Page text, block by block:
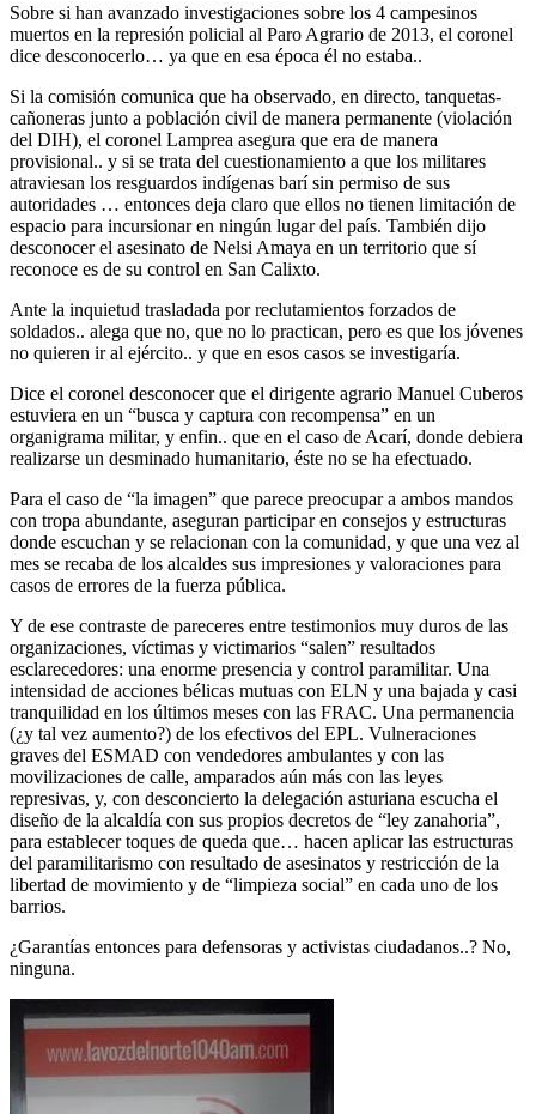
Sobre si han avanzado investigaciones sobre los 4 campesinos
muertos en la represión policial al Paro Agrario de 2013, el coronel
dice desconocerlo… ya que en esa época él no estaba..
Si la comisión comunica que ha observado, en directo, tanquetas-
cañoneras junto a población civil de manera permanente (violación
del DIH), el coronel Lamprea asegura que era de manera
provisional.. y si se trata del cuestionamiento a que los militares
atraviesan los resguardos indígenas barí sin permiso de sus
autoridades … entonces deja claro que ellos no tienen limitación de
espacio para incursionar en ningún lugar del país. También dijo
desconocer el asesinato de Nelsi Amaya en un territorio que sí
reconoce es de su control en San Calixto.
Ante la inquietud trasladada por reclutamientos forzados de
soldados.. alega que no, que no lo practican, pero es que los jóvenes
no quieren ir al ejército.. y que en esos casos se investigaría.
Dice el coronel desconocer que el dirigente agrario Manuel Cuberos
estuviera en un “busca y captura con recompensa” en un
organigrama militar, y enfin.. que en el caso de Acarí, donde debiera
realizarse un desminado humanitario, éste no se ha efectuado.
Para el caso de “la imagen” que parece preocupar a ambos mandos
con tropa abundante, aseguran participar en consejos y estructuras
donde escuchan y se relacionan con la comunidad, y que una vez al
mes se recaba de los alcaldes sus impresiones y valoraciones para
casos de errores de la fuerza pública.
Y de ese contraste de pareceres entre testimonios muy duros de las
organizaciones, víctimas y victimarios “salen” resultados
esclarecedores: una enorme presencia y control paramilitar. Una
intensidad de acciones bélicas mutuas con ELN y una bajada y casi
tranquilidad en los últimos meses con las FRAC. Una permanencia
(¿y tal vez aumento?) de los efectivos del EPL. Vulneraciones
graves del ESMAD con vendedores ambulantes y con las
movilizaciones de calle, amparados aún más con las leyes
represivas, y, con desconcierto la delegación asturiana escucha el
diseño de la alcaldía con sus propios decretos de “ley zanahoria”,
para establecer toques de queda que… hacen aplicar las estructuras
del paramilitarismo con resultado de asesinatos y restricción de la
libertad de movimiento y de “limpieza social” en cada uno de los
barrios.
¿Garantías entonces para defensoras y activistas ciudadanos..? No,
ninguna.